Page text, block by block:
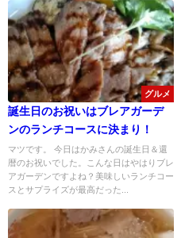
グルメ
誕生日のお祝いはブレアガーデ
ンのランチコースに決まり！
マツです。 今日はかみさんの誕生日＆還
暦のお祝いでした。こんな日はやはりブレ
アガーデンですよね？美味しいランチコー
スとサプライズが最高だった...